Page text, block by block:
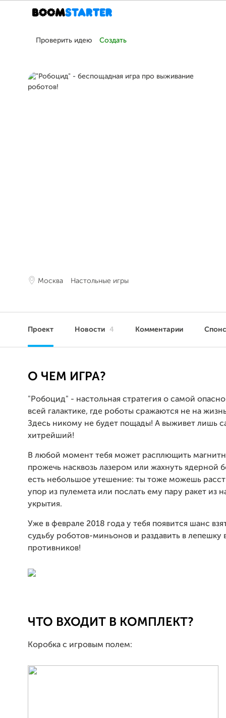
Проверить идею Создать
Москва Настольные игры
Проект Новости 4 Комментарии
О ЧЕМ ИГРА?
"Робоцид" - настольная стратегия о самой
всей галактике, где роботы сражаются не на
Здесь никому не будет пощады! А выживет лишь
хитрейший!
В любой момент тебя может расплющить
прожечь насквозь лазером или жахнуть ядерной
есть небольшое утешение: ты тоже можешь
упор из пулемета или послать ему пару ракет из
укрытия.
Уже в феврале 2018 года у тебя появится шанс
судьбу роботов-миньонов и раздавить в лепешку
противников!
ЧТО ВХОДИТ В КОМПЛЕКТ?
Коробка с игровым полем: